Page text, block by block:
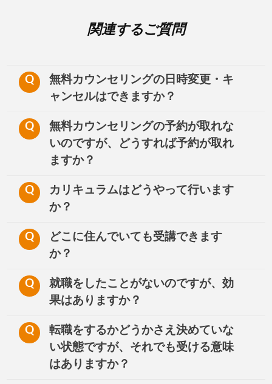
関連するご質問
Q
無料カウンセリングの日時変更・キ
ャンセルはできますか？
Q
無料カウンセリングの予約が取れな
いのですが、どうすれば予約が取れ
ますか？
Q
カリキュラムはどうやって行います
か？
Q
どこに住んでいても受講できます
か？
Q
就職をしたことがないのですが、効
果はありますか？
Q
転職をするかどうかさえ決めていな
い状態ですが、それでも受ける意味
はありますか？